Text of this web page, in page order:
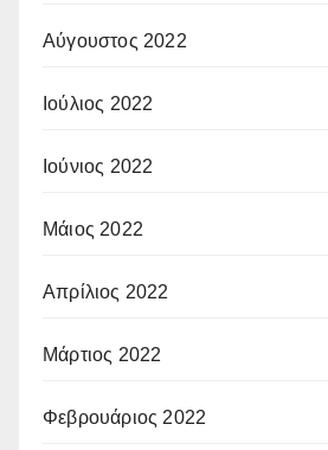
Αύγουστος 2022
Ιούλιος 2022
Ιούνιος 2022
Μάιος 2022
Απρίλιος 2022
Μάρτιος 2022
Φεβρουάριος 2022